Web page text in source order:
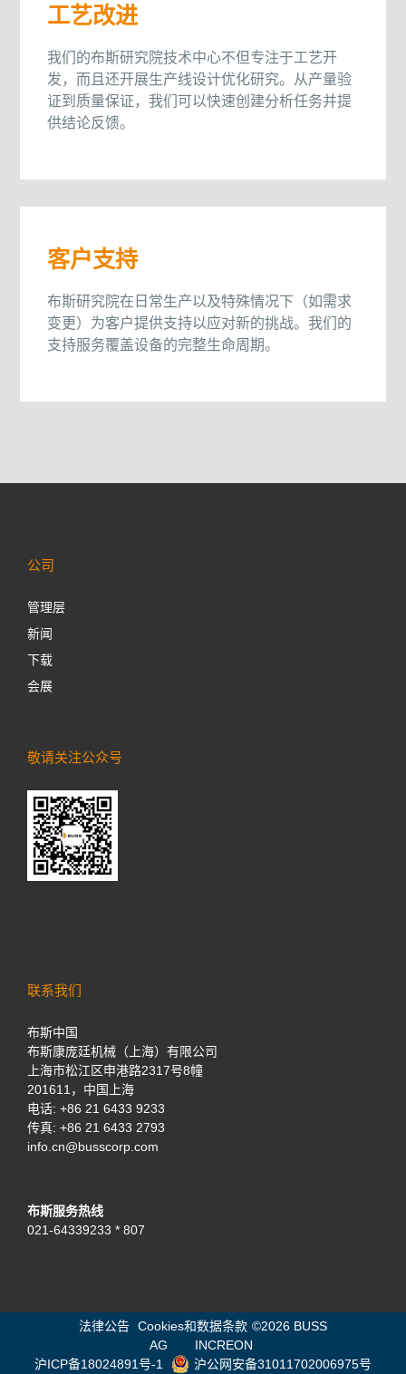
工艺改进
我们的布斯研究院技术中心不但专注于工艺开
发，而且还开展生产线设计优化研究。从产量验
证到质量保证，我们可以快速创建分析任务并提
供结论反馈。
客户支持
布斯研究院在日常生产以及特殊情况下（如需求
变更）为客户提供支持以应对新的挑战。我们的
支持服务覆盖设备的完整生命周期。
公司
管理层
新闻
下载
会展
敬请关注公众号
联系我们
布斯中国
布斯康庞廷机械（上海）有限公司
上海市松江区申港路2317号8幢
201611，中国上海
电话: +86 21 6433 9233
传真: +86 21 6433 2793
info.cn@busscorp.com
布斯服务热线
021-64339233 * 807
法律公告 Cookies和数据条款 ©2026 BUSS
AG
INCREON
沪ICP备18024891号-1
沪公网安备31011702006975号